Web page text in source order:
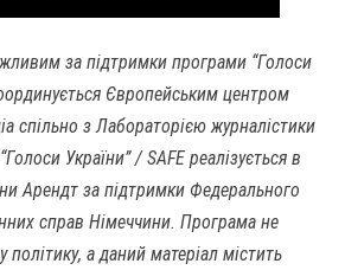
за підтримки програми “Голоси
Європейським центром
спільно з Лабораторією журналістики
України” / SAFE реалізується в
Арендт за підтримки Федерального
справ Німеччини. Програма не
політику, а даний матеріал містить